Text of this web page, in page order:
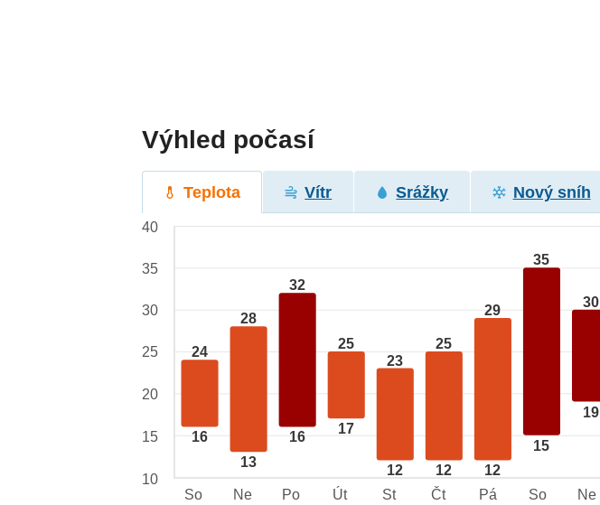
Výhled počasí
Teplota Vítr Srážky Nový sníh
24
16
28
13
32
16
25
17
23
12
25
12
29
12
35
15
30
19
40
35
30
25
20
15
10
So
Ne Po Út St Čt Pá So Ne